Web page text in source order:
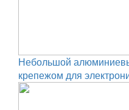
Небольшой
крепежом для